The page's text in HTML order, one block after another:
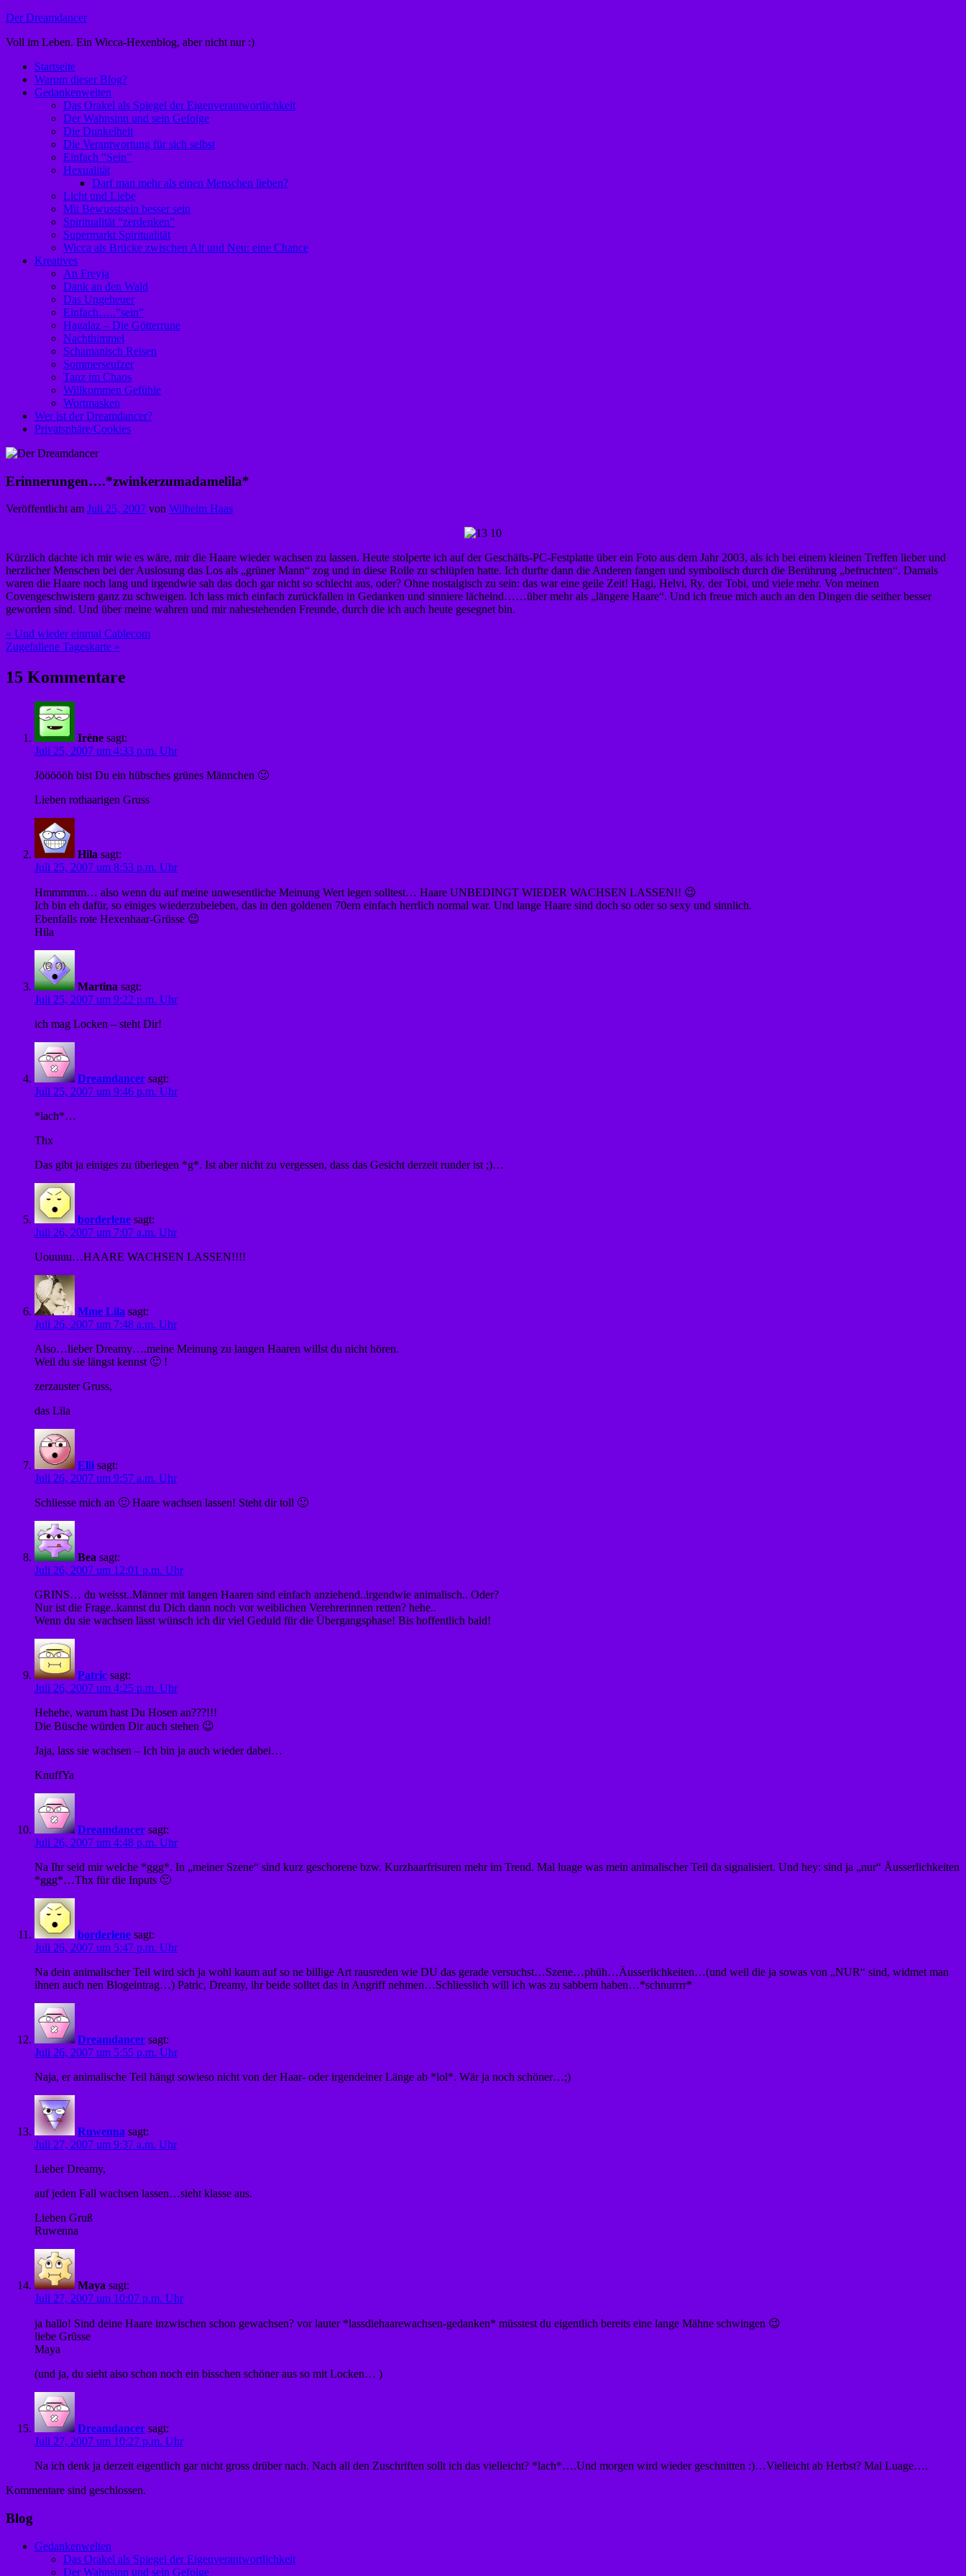
Zum
springen
Der Dreamdancer
Voll im Leben. Ein Wicca-Hexenblog, aber nicht nur :)
Startseite
Warum dieser Blog?
Gedankenwelten
Das Orakel als Spiegel der Eigenverantwortlichkeit
Der Wahnsinn und sein Gefolge
Die Dunkelheit
Die Verantwortung für sich selbst
Einfach “Sein”
Hexualität
Darf man mehr als einen Menschen lieben?
Licht und Liebe
Mit Bewusstsein besser sein
Spiritualität “zerdenken”
Supermarkt Spiritualität
Wicca als Brücke zwischen Alt und Neu: eine Chance
Kreatives
An Freyja
Dank an den Wald
Das Ungeheuer
Einfach…..”sein”
Hagalaz – Die Götterrune
Nachthimmel
Schamanisch Reisen
Sommerseufzer
Tanz im Chaos
Willkommen Gefühle
Wortmasken
Wer ist der Dreamdancer?
Privatsphäre/Cookies
Erinnerungen….*zwinkerzumadamelila*
Veröffentlicht am Juli 25, 2007 von Wilhelm Haas
Kürzlich dachte ich mir wie es wäre, mir die Haare wieder wachsen zu lassen. Heute stolperte ich auf der Geschäfts-PC-Festplatte über ein Foto aus dem Jahr 2003, als ich bei einem kleinen Treffen lieber und
herzlicher Menschen bei der Auslosung das Los als „grüner Mann“ zog und in diese Rolle zu schlüpfen hatte. Ich durfte dann die Anderen fangen und symbolisch durch die Berührung „befruchten“. Damals
waren die Haare noch lang und irgendwie sah das doch gar nicht so schlecht aus, oder? Ohne nostalgisch zu sein: das war eine geile Zeit! Hagi, Helvi, Ry, der Tobi, und viele mehr. Von meinen
Covengeschwistern ganz zu schweigen. Ich lass mich einfach zurückfallen in Gedanken und sinniere lächelnd……über mehr als „längere Haare“. Und ich freue mich auch an den Dingen die seither besser
geworden sind. Und über meine wahren und mir nahestehenden Freunde, durch die ich auch heute gesegnet bin.
Beitragsnavigation
« Und wieder einmal Cablecom
Zugefallene Tageskarte »
15 Kommentare
Irène sagt:
Juli 25, 2007 um 4:33 p.m. Uhr
Jöööööh bist Du ein hübsches grünes Männchen 🙂
Lieben rothaarigen Gruss
Hila sagt:
Juli 25, 2007 um 8:53 p.m. Uhr
Hmmmmm… also wenn du auf meine unwesentliche Meinung Wert legen solltest… Haare UNBEDINGT WIEDER WACHSEN LASSEN!! 😉
Ich bin eh dafür, so einiges wiederzubeleben, das in den goldenen 70ern einfach herrlich normal war. Und lange Haare sind doch so oder so sexy und sinnlich.
Ebenfalls rote Hexenhaar-Grüsse 😉
Hila
Martina sagt:
Juli 25, 2007 um 9:22 p.m. Uhr
ich mag Locken – steht Dir!
Dreamdancer sagt:
Juli 25, 2007 um 9:46 p.m. Uhr
*lach*…
Thx
Das gibt ja einiges zu überlegen *g*. Ist aber nicht zu vergessen, dass das Gesicht derzeit runder ist ;)…
borderlene sagt:
Juli 26, 2007 um 7:07 a.m. Uhr
Uouuuu…HAARE WACHSEN LASSEN!!!!
Mme Lila sagt:
Juli 26, 2007 um 7:48 a.m. Uhr
Also…lieber Dreamy….meine Meinung zu langen Haaren willst du nicht hören.
Weil du sie längst kennst 🙂 !
zerzauster Gruss,
das Lila
Elli sagt:
Juli 26, 2007 um 9:57 a.m. Uhr
Schliesse mich an 🙂 Haare wachsen lassen! Steht dir toll 🙂
Bea sagt:
Juli 26, 2007 um 12:01 p.m. Uhr
GRINS… du weisst..Männer mit langen Haaren sind einfach anziehend..irgendwie animalisch.. Oder?
Nur ist die Frage..kannst du Dich dann noch vor weiblichen Verehrerinnen retten? hehe..
Wenn du sie wachsen lässt wünsch ich dir viel Geduld für die Übergangsphase! Bis hoffentlich bald!
Patric sagt:
Juli 26, 2007 um 4:25 p.m. Uhr
Hehehe, warum hast Du Hosen an???!!!
Die Büsche würden Dir auch stehen 😉
Jaja, lass sie wachsen – Ich bin ja auch wieder dabei…
KnuffYa
Dreamdancer sagt:
Juli 26, 2007 um 4:48 p.m. Uhr
Na Ihr seid mir welche *ggg*. In „meiner Szene“ sind kurz geschorene bzw. Kurzhaarfrisuren mehr im Trend. Mal luage was mein animalischer Teil da signalisiert. Und hey: sind ja „nur“ Äusserlichkeiten
*ggg*…Thx für die Inputs 🙂
borderlene sagt:
Juli 26, 2007 um 5:47 p.m. Uhr
Na dein animalischer Teil wird sich ja wohl kaum auf so ne billige Art rausreden wie DU das gerade versuchst…Szene…phüh…Äusserlichkeiten…(und weil die ja sowas von „NUR“ sind, widmet man
ihnen auch nen Blogeintrag…) Patric, Dreamy, ihr beide solltet das in Angriff nehmen…Schliesslich will ich was zu sabbern haben…*schnurrrr*
Dreamdancer sagt:
Juli 26, 2007 um 5:55 p.m. Uhr
Naja, er animalische Teil hängt sowieso nicht von der Haar- oder irgendeiner Länge ab *lol*. Wär ja noch schöner…;)
Ruwenna sagt:
Juli 27, 2007 um 9:37 a.m. Uhr
Lieber Dreamy,
auf jeden Fall wachsen lassen…sieht klasse aus.
Lieben Gruß
Ruwenna
Maya sagt:
Juli 27, 2007 um 10:07 p.m. Uhr
ja hallo! Sind deine Haare inzwischen schon gewachsen? vor lauter *lassdiehaarewachsen-gedanken* müsstest du eigentlich bereits eine lange Mähne schwingen 😉
liebe Grüsse
Maya
(und ja, du sieht also schon noch ein bisschen schöner aus so mit Locken… )
Dreamdancer sagt:
Juli 27, 2007 um 10:27 p.m. Uhr
Na ich denk ja derzeit eigentlich gar nicht gross drüber nach. Nach all den Zuschriften sollt ich das vielleicht? *lach*….Und morgen wird wieder geschnitten :)…Vielleicht ab Herbst? Mal Luage….
Kommentare sind geschlossen.
Blog
Gedankenwelten
Das Orakel als Spiegel der Eigenverantwortlichkeit
Der Wahnsinn und sein Gefolge